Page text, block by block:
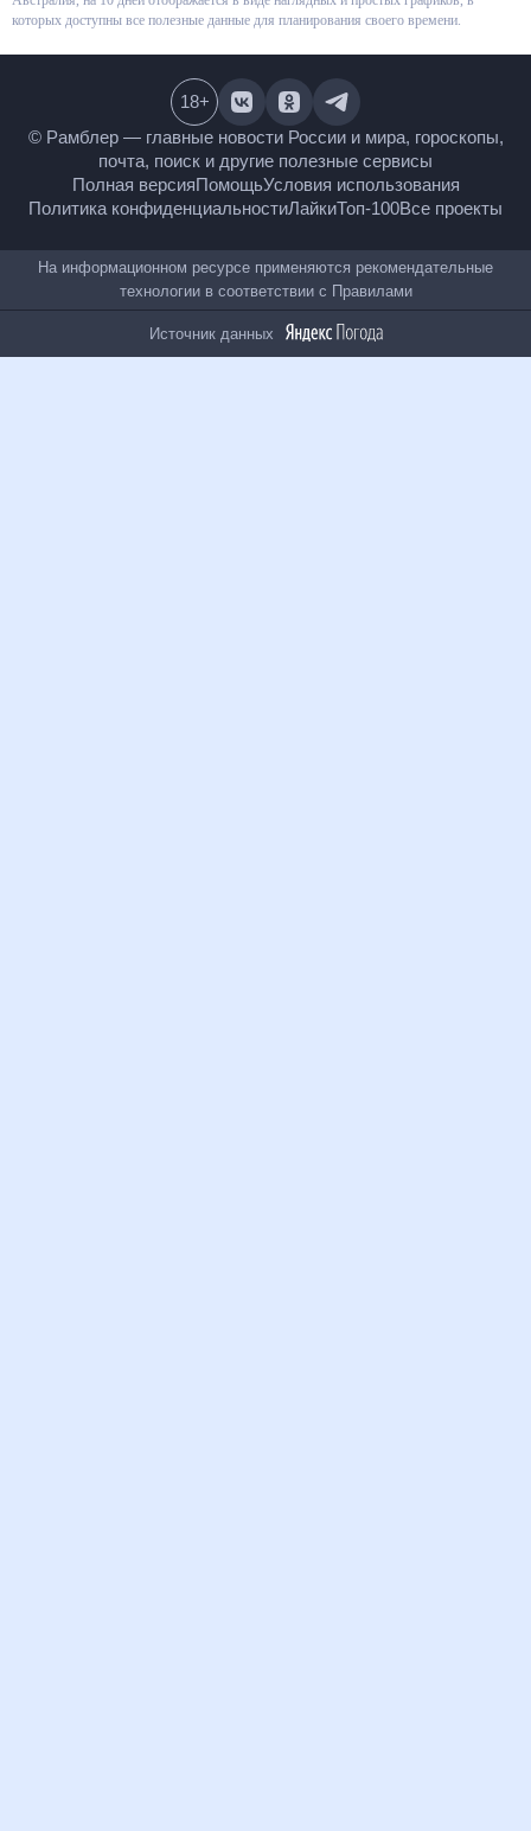
дней отображается в виде наглядных и простых графиков, в которых
© Рамблер — главные новости России и мира,
гороскопы, почта, поиск и другие полезные сервисы
Полная версияПомощьУсловия использования
Все проекты
18+
На информационном ресурсе применяются
рекомендательные технологии в соответствии с